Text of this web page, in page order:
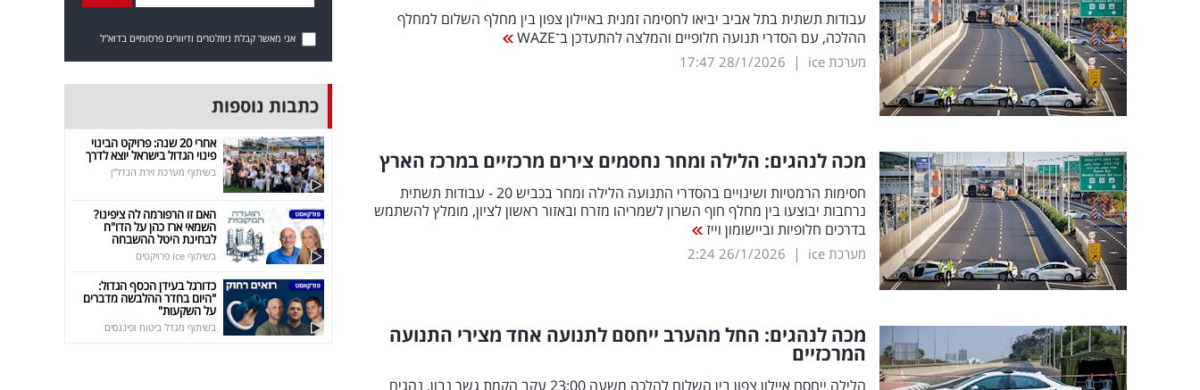
עבודות תשתית בתל אביב יביאו לחסימה זמנית באיילון צפון בין מחלף השלום למחלף
ההלכה, עם הסדרי תנועה חלופיים והמלצה להתעדכן ב־WAZE
מערכת ice |
28/1/2026
17:47
מכה לנהגים: הלילה ומחר נחסמים צירים מרכזיים במרכז הארץ
חסימות הרמטיות ושינויים בהסדרי התנועה הלילה ומחר בכביש 20 - עבודות תשתית
נרחבות יבוצעו בין מחלף חוף השרון לשמריהו מזרח ובאזור ראשון לציון, מומלץ להשתמש
בדרכים חלופיות וביישומון וייז
מערכת ice |
26/1/2026
2:24
מכה לנהגים: החל מהערב ייחסם לתנועה אחד מצירי התנועה
המרכזיים
הלילה ייחסם איילון צפון בין השלום להלכה משעה 23:00 עקב הקמת גשר נבון. נהגים
אני מאשר קבלת ניוזלטרים ודיוורים פרסומיים בדוא"ל
כתבות נוספות
אחרי 20 שנה: פרויקט הבינוי
פינוי הגדול בישראל יוצא לדרך
בשיתוף מערכת זירת הנדל"ן
האם זו הרפורמה לה ציפינו?
השמאי ארז כהן על הדו"ח
לבחינת היטל ההשבחה
בשיתוף ice פרויקטים
כדורגל בעידן הכסף הגדול:
"היום בחדר ההלבשה מדברים
על השקעות"
בשיתוף מגדל ביטוח ופיננסים